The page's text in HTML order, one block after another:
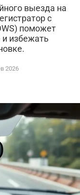
выезда на
с
поможет
и избежать
2026